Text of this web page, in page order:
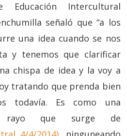
Educación Intercultural
señaló que “a los
una idea cuando se nos
y tenemos que clarificar
chispa de idea y la voy a
tratando que prenda bien
todavía. Es como una
rayo que surge de